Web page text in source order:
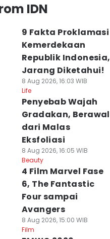
IDN
9 Fakta Proklamasi
Kemerdekaan
Republik Indonesia,
Jarang Diketahui!
8 Aug 2026, 16:03 WIB
Life
Penyebab Wajah
Gradakan, Berawal
dari Malas
Eksfoliasi
8 Aug 2026, 16:05 WIB
Beauty
4 Film Marvel Fase
6, The Fantastic
Four sampai
Avangers
8 Aug 2026, 15:00 WIB
Film